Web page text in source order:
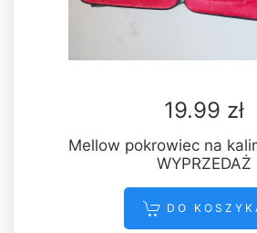
19.99 zł
Mellow pokrowiec na
WYPRZEDAŻ
DO